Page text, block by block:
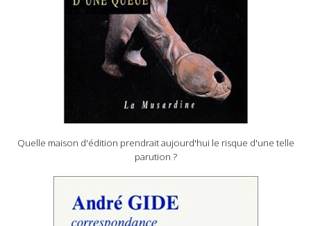
Quelle maison d'édition prendrait aujourd'hui le risque d'une telle
parution ?